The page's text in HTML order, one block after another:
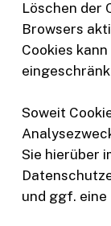
Löschen der
Browsers
Cookies
Soweit
Sie hierüber
und ggf.